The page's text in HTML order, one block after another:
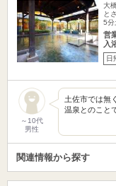
大
と
5分
営
入
日
～10代
男性
土佐市では無
温泉とのこと
関連情報から探す